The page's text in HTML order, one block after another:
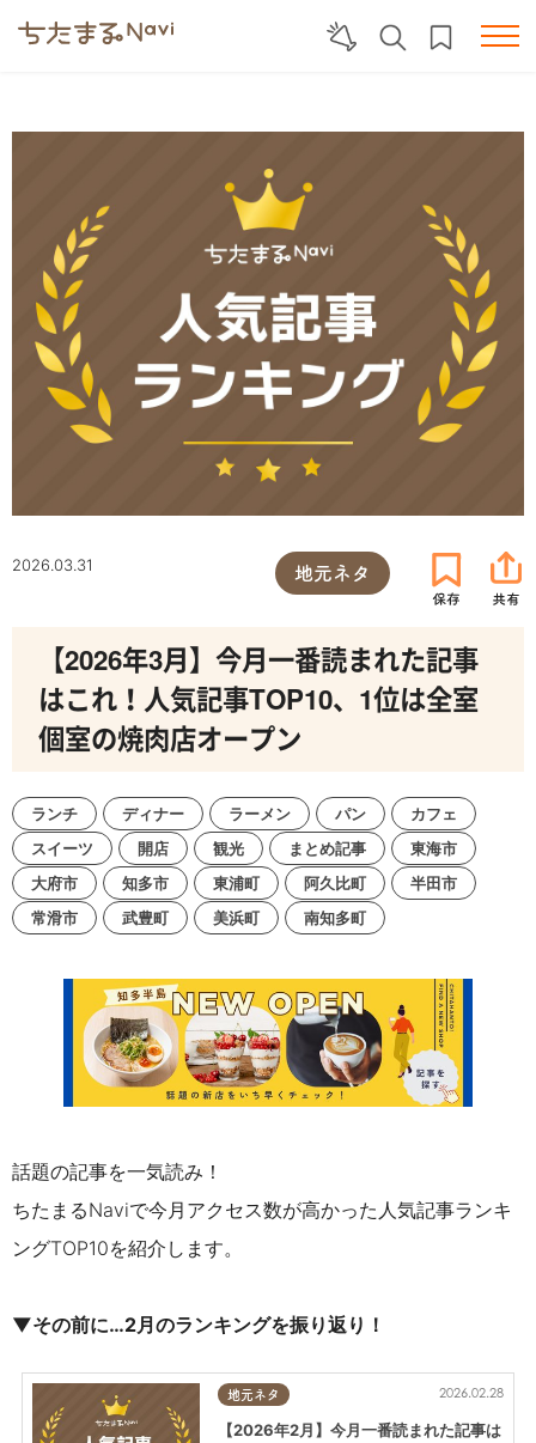
2026.03.31 地元ネタ
【2026年3月】今月一番読まれた記事
はこれ！人気記事TOP10、1位は全室
個室の焼肉店オープン
ランチ ディナー ラーメン パン
カフェ
スイーツ
開店 観光 まとめ記事
東海市
大府市
知多市 東浦町 阿久比町
半田市
常滑市
武豊町 美浜町 南知多町
話題の記事を一気読み！
ちたまるNaviで今月アクセス数が高かった人気記事ランキ
ングTOP10を紹介します。
▼その前に…2月のランキングを振り返り！
地元ネタ 2026.02.28
【2026年2月】今月一番読まれた記事は